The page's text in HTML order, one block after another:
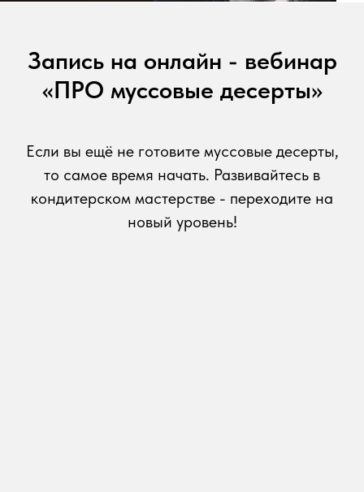
Запись на онлайн - вебинар
«ПРО муссовые десерты»
Если вы ещё не готовите муссовые десерты,
то самое время начать. Развивайтесь в
кондитерском мастерстве - переходите на
новый уровень!